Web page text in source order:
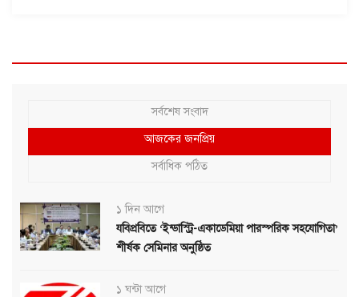
সর্বশেষ সংবাদ
আজকের জনপ্রিয়
সর্বাধিক পঠিত
১ দিন আগে
যবিপ্রবিতে ‘ইন্ডাস্ট্রি-একাডেমিয়া পারস্পরিক সহযোগিতা’
শীর্ষক সেমিনার অনুষ্ঠিত
১ ঘন্টা আগে